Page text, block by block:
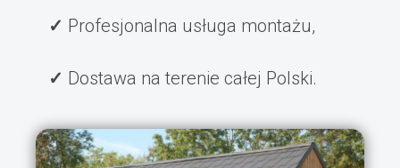
Profesjonalna usługa montażu,
Dostawa na terenie całej Polski.